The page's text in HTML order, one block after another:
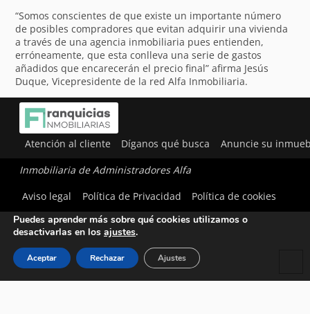
“Somos conscientes de que existe un importante número
de posibles compradores que evitan adquirir una vivienda
a través de una agencia inmobiliaria pues entienden,
erróneamente, que esta conlleva una serie de gastos
añadidos que encarecerán el precio final” afirma Jesús
Duque, Vicepresidente de la red Alfa Inmobiliaria.
Atención al cliente Díganos qué busca Anuncie su
Inmobiliaria de Administradores Alfa
Aviso legal
Política de Privacidad Política de cookies
Utilizamos cookies para ofrecerte la mejor experiencia en
Puedes aprender más sobre qué cookies utilizamos o
desactivarlas en los ajustes.
Aceptar Rechazar Ajustes